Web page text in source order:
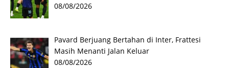
08/08/2026
Pavard Berjuang Bertahan di Inter, Frattesi
Masih Menanti Jalan Keluar
08/08/2026